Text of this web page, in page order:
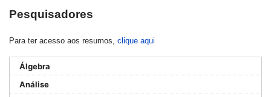
Pesquisadores
Para ter acesso aos resumos, clique aqui
Álgebra
Análise